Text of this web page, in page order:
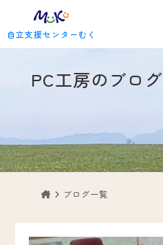
自立支援センターむく
PC工房のブログ
ブログ一覧